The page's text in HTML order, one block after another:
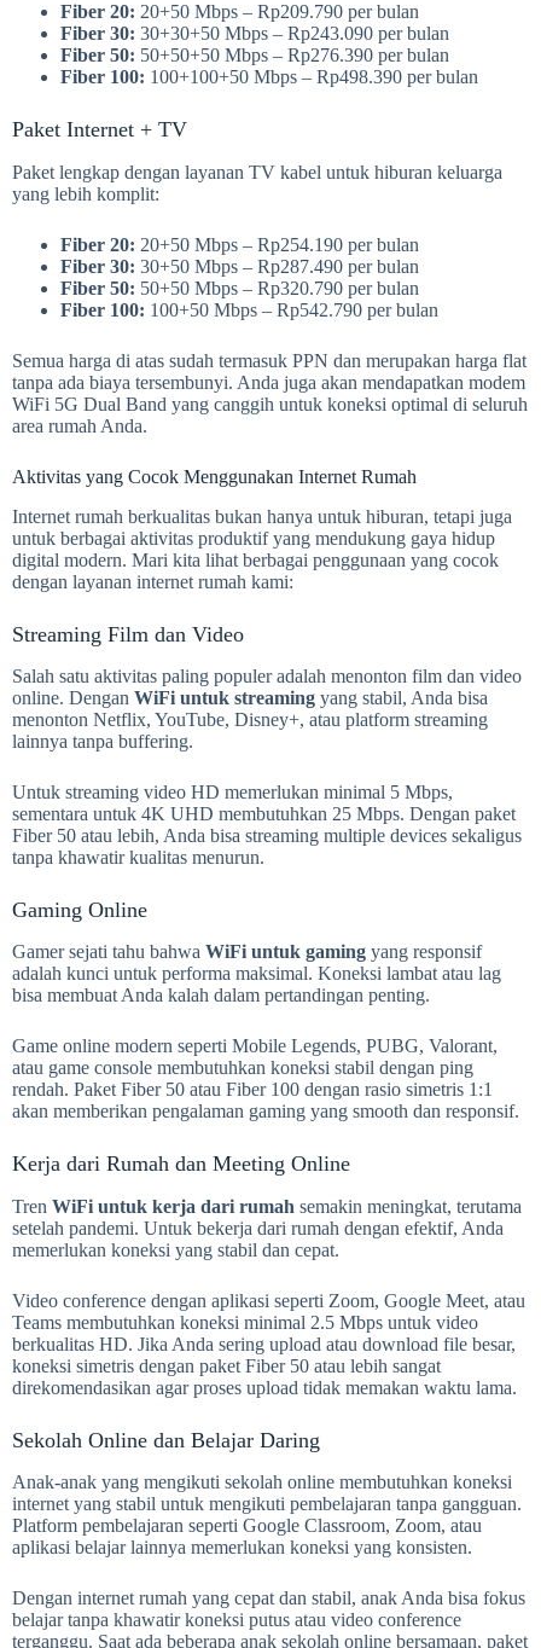
Fiber 20: 20+50 Mbps – Rp209.790 per bulan
Fiber 30: 30+30+50 Mbps – Rp243.090 per bulan
Fiber 50: 50+50+50 Mbps – Rp276.390 per bulan
Fiber 100: 100+100+50 Mbps – Rp498.390 per bulan
Paket Internet + TV
Paket lengkap dengan layanan TV kabel untuk hiburan keluarga
yang lebih komplit:
Fiber 20: 20+50 Mbps – Rp254.190 per bulan
Fiber 30: 30+50 Mbps – Rp287.490 per bulan
Fiber 50: 50+50 Mbps – Rp320.790 per bulan
Fiber 100: 100+50 Mbps – Rp542.790 per bulan
Semua harga di atas sudah termasuk PPN dan merupakan harga flat
tanpa ada biaya tersembunyi. Anda juga akan mendapatkan modem
WiFi 5G Dual Band yang canggih untuk koneksi optimal di seluruh
area rumah Anda.
Aktivitas yang Cocok Menggunakan Internet Rumah
Internet rumah berkualitas bukan hanya untuk hiburan, tetapi juga
untuk berbagai aktivitas produktif yang mendukung gaya hidup
digital modern. Mari kita lihat berbagai penggunaan yang cocok
dengan layanan internet rumah kami:
Streaming Film dan Video
Salah satu aktivitas paling populer adalah menonton film dan video
online. Dengan WiFi untuk streaming yang stabil, Anda bisa
menonton Netflix, YouTube, Disney+, atau platform streaming
lainnya tanpa buffering.
Untuk streaming video HD memerlukan minimal 5 Mbps,
sementara untuk 4K UHD membutuhkan 25 Mbps. Dengan paket
Fiber 50 atau lebih, Anda bisa streaming multiple devices sekaligus
tanpa khawatir kualitas menurun.
Gaming Online
Gamer sejati tahu bahwa WiFi untuk gaming yang responsif
adalah kunci untuk performa maksimal. Koneksi lambat atau lag
bisa membuat Anda kalah dalam pertandingan penting.
Game online modern seperti Mobile Legends, PUBG, Valorant,
atau game console membutuhkan koneksi stabil dengan ping
rendah. Paket Fiber 50 atau Fiber 100 dengan rasio simetris 1:1
akan memberikan pengalaman gaming yang smooth dan responsif.
Kerja dari Rumah dan Meeting Online
Tren WiFi untuk kerja dari rumah semakin meningkat, terutama
setelah pandemi. Untuk bekerja dari rumah dengan efektif, Anda
memerlukan koneksi yang stabil dan cepat.
Video conference dengan aplikasi seperti Zoom, Google Meet, atau
Teams membutuhkan koneksi minimal 2.5 Mbps untuk video
berkualitas HD. Jika Anda sering upload atau download file besar,
koneksi simetris dengan paket Fiber 50 atau lebih sangat
direkomendasikan agar proses upload tidak memakan waktu lama.
Sekolah Online dan Belajar Daring
Anak-anak yang mengikuti sekolah online membutuhkan koneksi
internet yang stabil untuk mengikuti pembelajaran tanpa gangguan.
Platform pembelajaran seperti Google Classroom, Zoom, atau
aplikasi belajar lainnya memerlukan koneksi yang konsisten.
Dengan internet rumah yang cepat dan stabil, anak Anda bisa fokus
belajar tanpa khawatir koneksi putus atau video conference
terganggu. Saat ada beberapa anak sekolah online bersamaan, paket